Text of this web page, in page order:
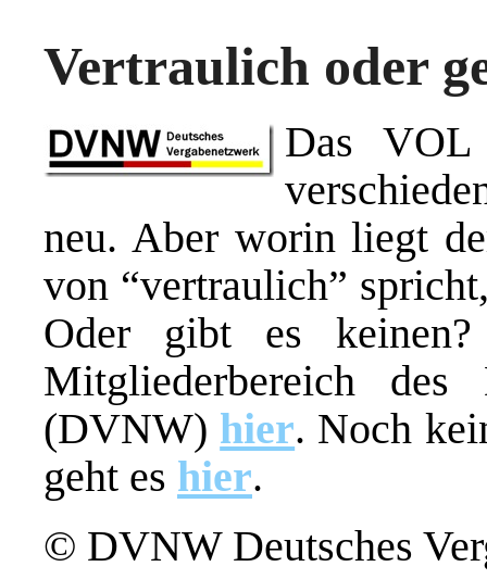
Vertraulich oder
Das
neu. Aber worin liegt
von “vertraulich”
Oder gibt es keinen?
Mitgliederbereich des
(DVNW) hier. Noch
geht es hier.